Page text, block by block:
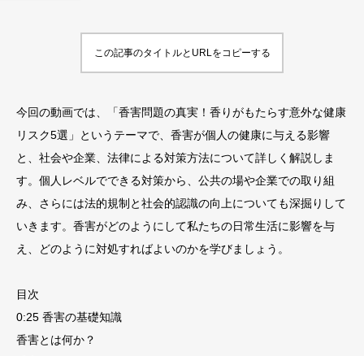
この記事のタイトルとURLをコピーする
今回の動画では、「香害問題の真実！香りがもたらす意外な健康
リスク5選」というテーマで、香害が個人の健康に与える影響
と、社会や企業、法律による対策方法について詳しく解説しま
す。個人レベルでできる対策から、公共の場や企業での取り組
み、さらには法的規制と社会的認識の向上についても深掘りして
いきます。香害がどのようにして私たちの日常生活に影響を与
え、どのように対処すればよいのかを学びましょう。
目次
0:25 香害の基礎知識
香害とは何か？